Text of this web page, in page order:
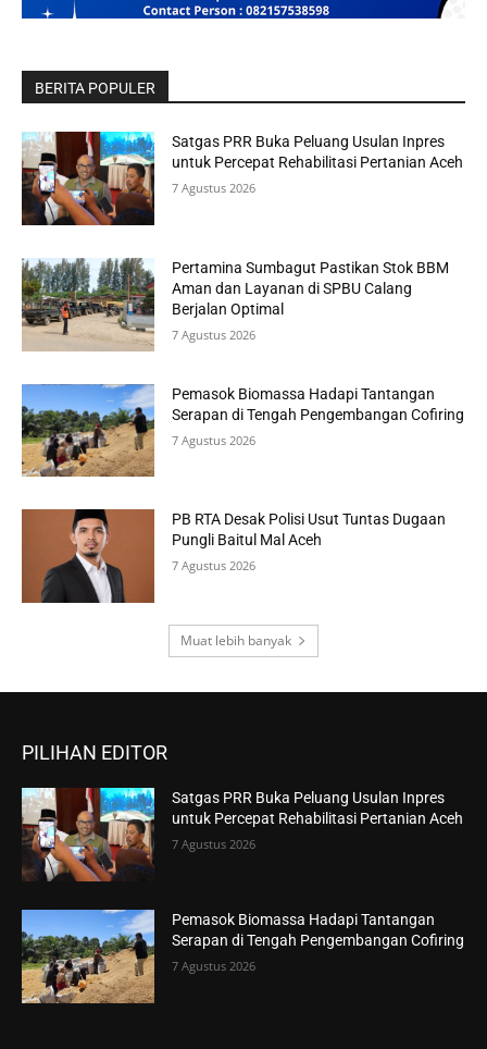
BERITA POPULER
Satgas PRR Buka Peluang Usulan Inpres
untuk Percepat Rehabilitasi Pertanian Aceh
7 Agustus 2026
Pertamina Sumbagut Pastikan Stok BBM
Aman dan Layanan di SPBU Calang
Berjalan Optimal
7 Agustus 2026
Pemasok Biomassa Hadapi Tantangan
Serapan di Tengah Pengembangan Cofiring
7 Agustus 2026
PB RTA Desak Polisi Usut Tuntas Dugaan
Pungli Baitul Mal Aceh
7 Agustus 2026
Muat lebih banyak
PILIHAN EDITOR
Satgas PRR Buka Peluang Usulan Inpres
untuk Percepat Rehabilitasi Pertanian Aceh
7 Agustus 2026
Pemasok Biomassa Hadapi Tantangan
Serapan di Tengah Pengembangan Cofiring
7 Agustus 2026